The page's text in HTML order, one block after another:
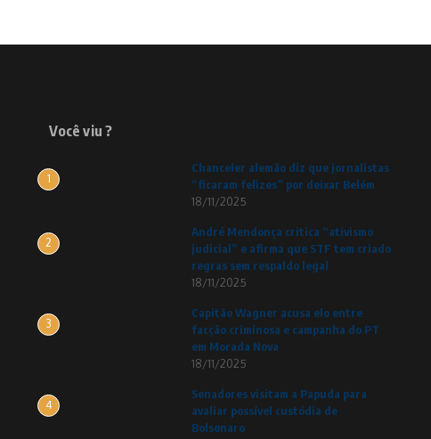
Você viu ?
1
Chanceler alemão diz que jornalistas
“ficaram felizes” por deixar Belém
18/11/2025
2
André Mendonça critica “ativismo
judicial” e afirma que STF tem criado
regras sem respaldo legal
18/11/2025
3
Capitão Wagner acusa elo entre
facção criminosa e campanha do PT
em Morada Nova
18/11/2025
4
Senadores visitam a Papuda para
avaliar possível custódia de
Bolsonaro